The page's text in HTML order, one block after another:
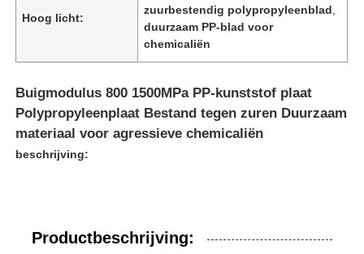
Hoog licht:
zuurbestendig polypropyleenblad
duurzaam PP-blad voor
chemicaliën
Buigmodulus 800 1500MPa PP-kunststof plaat
Polypropyleenplaat Bestand tegen zuren Duurzaam
materiaal voor agressieve chemicaliën
beschrijving:
Productbeschrijving: